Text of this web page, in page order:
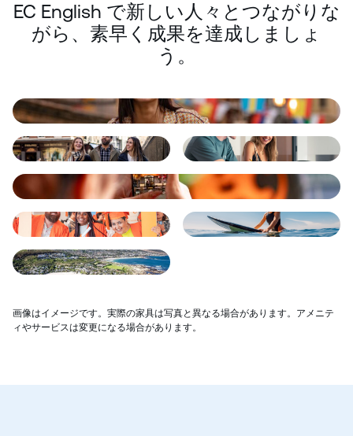
EC English で新しい人々とつながりな
がら、素早く成果を達成しましょ
う。
画像はイメージです。実際の家具は写真と異なる場合があります。アメニテ
ィやサービスは変更になる場合があります。